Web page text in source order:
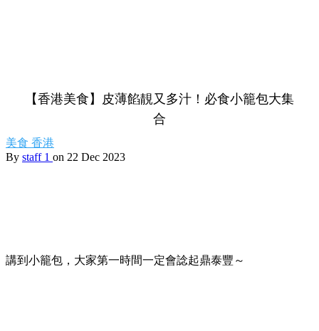
【香港美食】皮薄餡靚又多汁！必食小籠包大集
合
美食 香港
By staff 1 on 22 Dec 2023
講到小籠包，大家第一時間一定會諗起鼎泰豐～